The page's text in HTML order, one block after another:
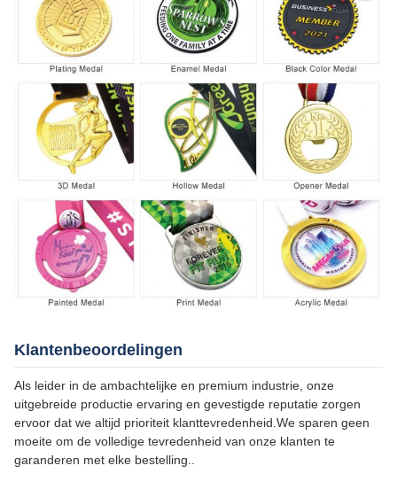
Klantenbeoordelingen
Als leider in de ambachtelijke en premium industrie, onze
uitgebreide productie ervaring en gevestigde reputatie zorgen
ervoor dat we altijd prioriteit klanttevredenheid.We sparen geen
moeite om de volledige tevredenheid van onze klanten te
garanderen met elke bestelling..